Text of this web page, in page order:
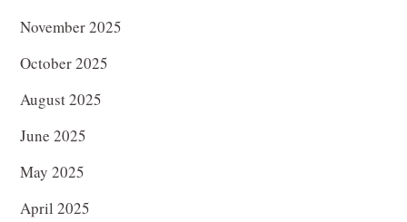
November 2025
October 2025
August 2025
June 2025
May 2025
April 2025